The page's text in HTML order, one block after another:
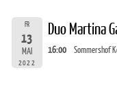
FR
13
MAI
2022
Duo Martina
16:00 Sommershof